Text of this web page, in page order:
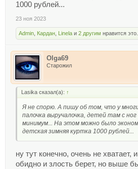
1000 рублей...
23 ноя 2023
Admin Кардан Linela и 2 другим нравится это.
Olga69
Старожил
Lasika сказал(а): ↑
Я не спорю. А пишу об том, что у
палочка выручалочка, детей там с
минимум... На этом можно было
детская зимняя куртка 1000 рублей...
ну тут конечно, очень не хватает,
обидно и злость берет, но выше